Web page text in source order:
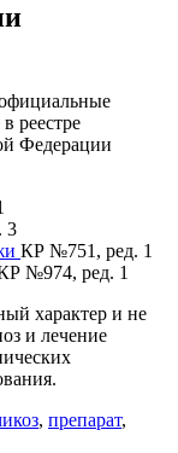
реестре
Федерации
3
КР №751, ред. 1
№974, ред. 1
характер и не
и лечение
, препарат,